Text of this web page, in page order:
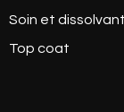
Soin et
Top coat